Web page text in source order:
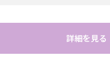
詳細を見る